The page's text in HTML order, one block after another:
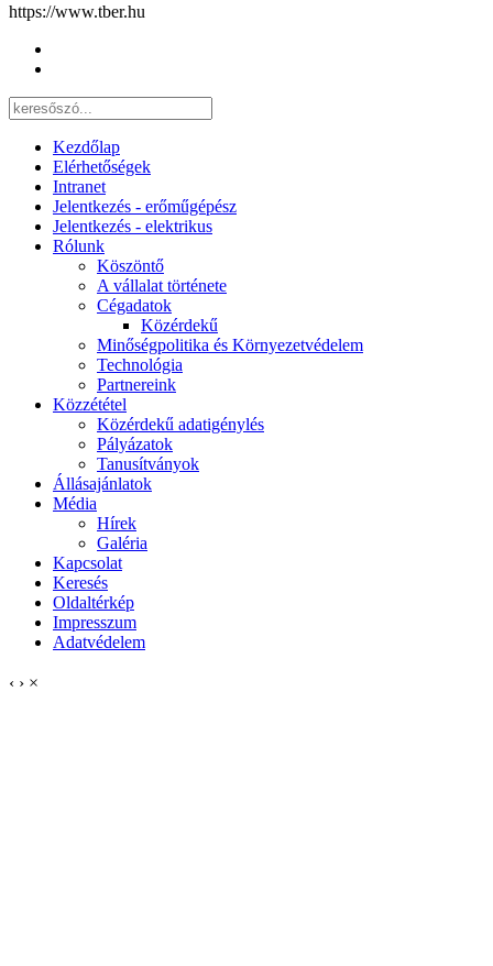
https://www.tber.hu
Kezdőlap
Elérhetőségek
Intranet
Jelentkezés - erőműgépész
Jelentkezés - elektrikus
Rólunk
Köszöntő
A vállalat története
Cégadatok
Közérdekű
Minőségpolitika és Környezetvédelem
Technológia
Partnereink
Közzététel
Közérdekű adatigénylés
Pályázatok
Tanusítványok
Állásajánlatok
Média
Hírek
Galéria
Kapcsolat
Keresés
Oldaltérkép
Impresszum
Adatvédelem
‹ › ×